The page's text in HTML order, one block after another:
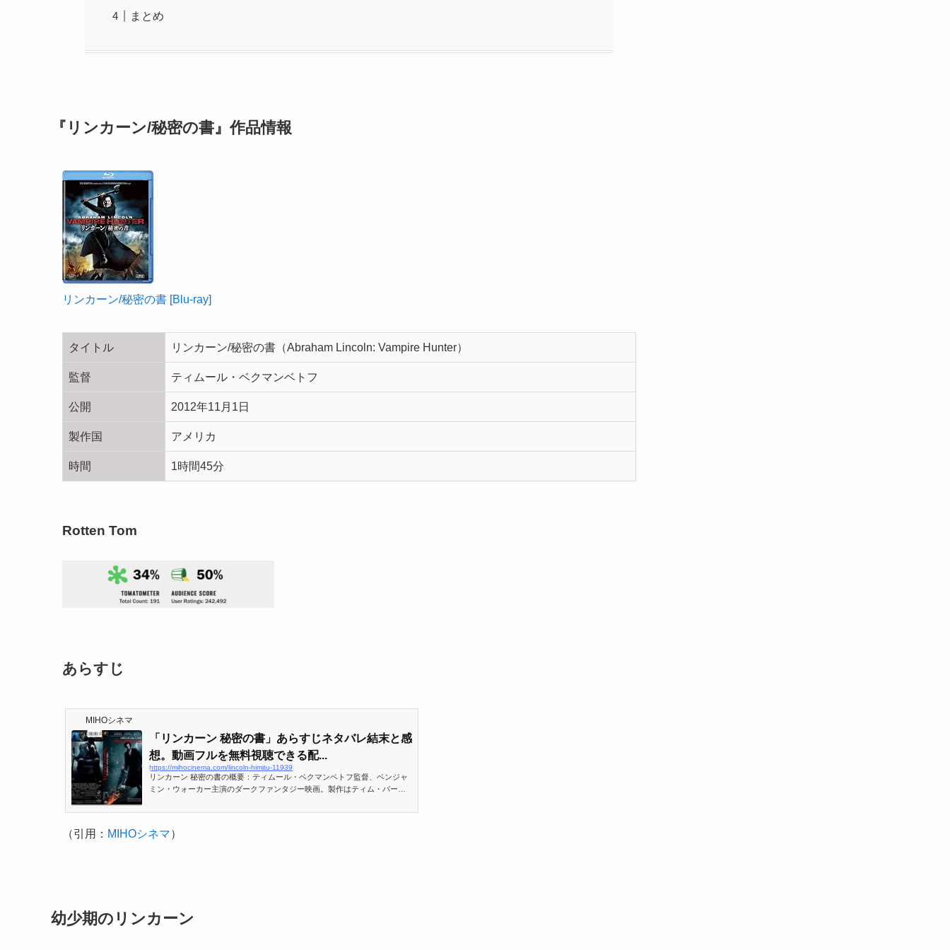
まとめ
『リンカーン/秘密の書』作品情報
リンカーン/秘密の書 [Blu-ray]
タイトル リンカーン/秘密の書（Abraham Lincoln: Vampire Hunter）
監督 ティムール・ベクマンベトフ
公開 2012年11月1日
製作国 アメリカ
時間 1時間45分
Rotten Tom
あらすじ
MIHOシネマ
「リンカーン 秘密の書」あらすじネタバレ結末と感
想。動画フルを無料視聴できる配...
https://mihocinema.com/lincoln-himitu-11939
リンカーン 秘密の書の概要：ティムール・ベクマンベトフ監督、ベンジャ
ミン・ウォーカー主演のダークファンタジー映画。製作はティム・バート
わせた作品。
（引用： MIHOシネマ）
幼少期のリンカーン